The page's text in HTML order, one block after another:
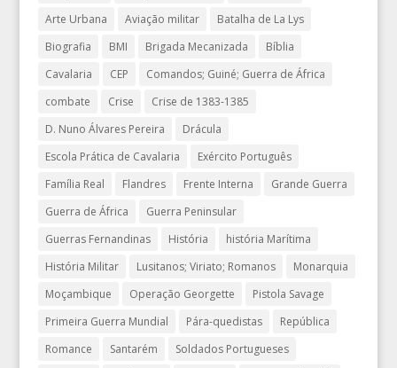
Arte Urbana
Aviação militar
Batalha de La Lys
Biografia
BMI Brigada Mecanizada
Bíblia
Cavalaria
CEP
Comandos; Guiné; Guerra de África
combate
Crise
Crise de 1383-1385
D. Nuno Álvares Pereira
Drácula
Escola Prática de Cavalaria
Exército Português
Família Real
Flandres Frente Interna
Grande Guerra
Guerra de África
Guerra Peninsular
Guerras Fernandinas
História
história Marítima
História Militar
Lusitanos; Viriato; Romanos
Monarquia
Moçambique
Operação Georgette
Pistola Savage
Primeira Guerra Mundial
Pára-quedistas
República
Romance
Santarém
Soldados Portugueses